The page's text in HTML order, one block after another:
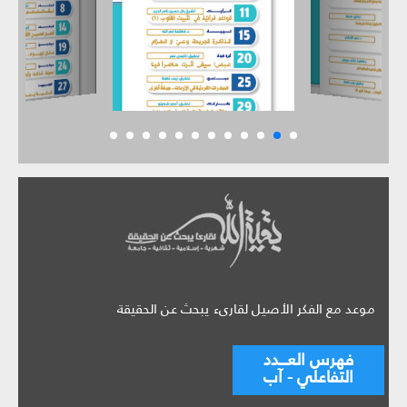
موعد مع الفكر الأصيل لقارىء يبحث عن الحقيقة
فهرس العـــدد
التفاعلي - آب